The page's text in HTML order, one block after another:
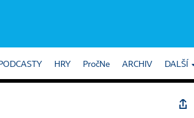
PODCASTY HRY PročNe ARCHIV DALŠÍ